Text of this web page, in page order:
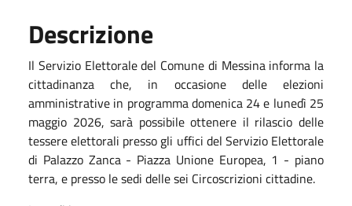
Descrizione
Il Servizio Elettorale del Comune di Messina informa la
cittadinanza che, in occasione delle elezioni
amministrative in programma domenica 24 e lunedì 25
maggio 2026, sarà possibile ottenere il rilascio delle
tessere elettorali presso gli uffici del Servizio Elettorale
di Palazzo Zanca - Piazza Unione Europea, 1 - piano
terra, e presso le sedi delle sei Circoscrizioni cittadine.